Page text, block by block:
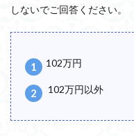
しないでご回答ください。
102万円
102万円以外